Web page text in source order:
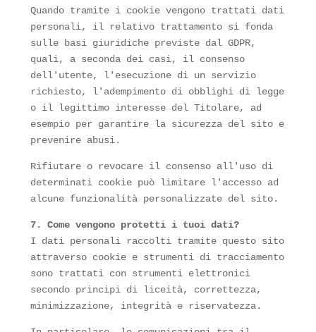
Quando tramite i cookie vengono trattati dati
personali, il relativo trattamento si fonda
sulle basi giuridiche previste dal GDPR,
quali, a seconda dei casi, il consenso
dell'utente, l'esecuzione di un servizio
richiesto, l'adempimento di obblighi di legge
o il legittimo interesse del Titolare, ad
esempio per garantire la sicurezza del sito e
prevenire abusi.
Rifiutare o revocare il consenso all'uso di
determinati cookie può limitare l'accesso ad
alcune funzionalità personalizzate del sito.
7. Come vengono protetti i tuoi dati?
I dati personali raccolti tramite questo sito
attraverso cookie e strumenti di tracciamento
sono trattati con strumenti elettronici
secondo principi di liceità, correttezza,
minimizzazione, integrità e riservatezza.